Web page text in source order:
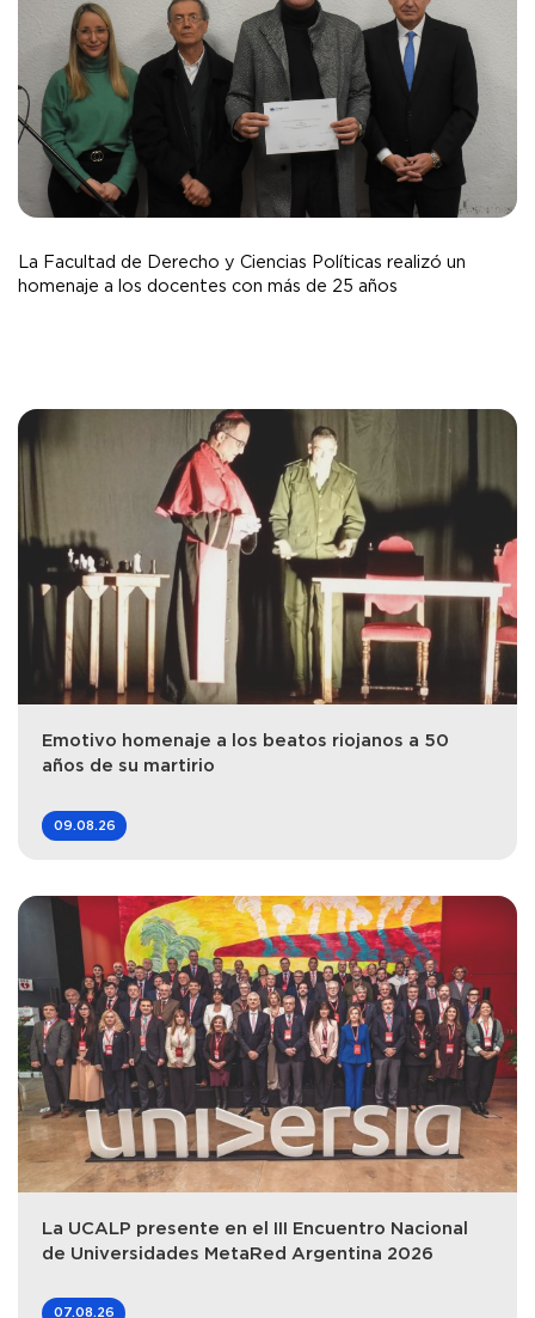
La Facultad de Derecho y Ciencias Políticas realizó un
homenaje a los docentes con más de 25 años
Emotivo homenaje a los beatos riojanos a 50
años de su martirio
09.08.26
La UCALP presente en el III Encuentro Nacional
de Universidades MetaRed Argentina 2026
07.08.26